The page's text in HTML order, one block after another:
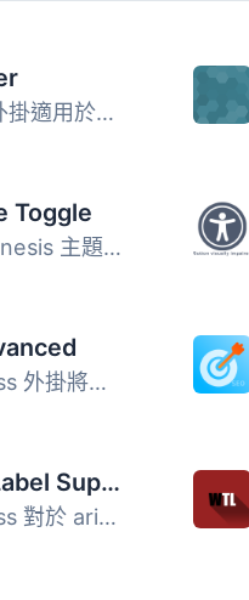
重要提示：此外掛適用於每個使用建議 WP 函數顯示標題的佈景...
Toggle
此外掛僅與 Genesis 主題相容，請勿在未使用 Genesis 主題的...
這款 WordPress 外掛將俄文標題的文件名和連結（從標題中建立...
Better Aria Label Support
提升 WordPress 對於 aria-label 的支援，目前僅針對選單項目...